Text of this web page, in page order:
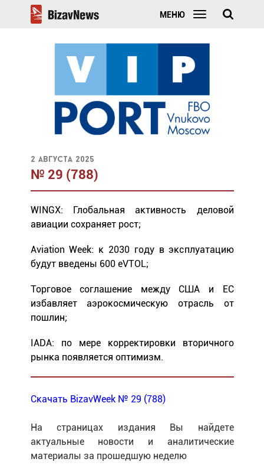
МЕНЮ
2 августа 2025
№ 29 (788)
WINGX: Глобальная активность деловой
авиации сохраняет рост;
Aviation Week: к 2030 году в эксплуатацию
будут введены 600 eVTOL;
Торговое соглашение между США и ЕС
избавляет аэрокосмическую отрасль от
пошлин;
IADA: по мере корректировки вторичного
рынка появляется оптимизм.
Скачать BizavWeek № 29 (788)
На страницах издания Вы найдете
актуальные новости и аналитические
материалы за прошедшую неделю